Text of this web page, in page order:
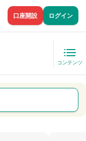
口座開設 ログイン
コンテンツ